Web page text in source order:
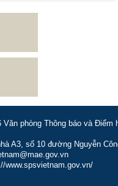
Văn phòng Thông báo và
A3, số 10 đường Nguyễn
www.spsvietnam.gov.vn/